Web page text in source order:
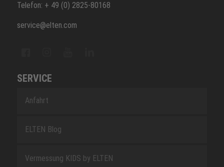
Telefon: + 49 (0) 2825-80168
service@elten.com
SERVICE
Anfahrt
ELTEN Blog
Vermessung KIDS by ELTEN